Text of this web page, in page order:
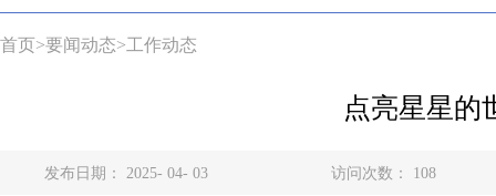
首页>要闻动态>工作动态
点亮星星的
发布日期： 2025- 04- 03 访问次数： 108